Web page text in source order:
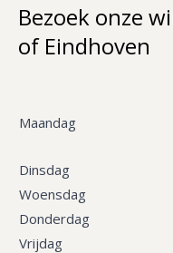
Bezoek onze
of Eindhoven
Maandag
Dinsdag
Woensdag
Donderdag
Vrijdag